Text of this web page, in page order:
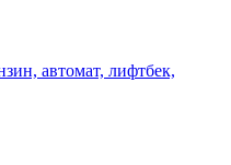
автомат, лифтбек,